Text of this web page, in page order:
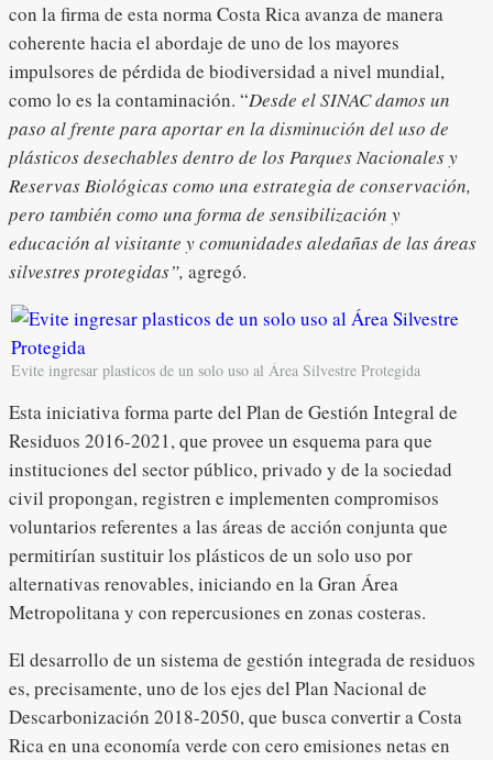
con la firma de esta norma Costa Rica avanza de manera
coherente hacia el abordaje de uno de los mayores
impulsores de pérdida de biodiversidad a nivel mundial,
como lo es la contaminación. “Desde el SINAC damos un
paso al frente para aportar en la disminución del uso de
plásticos desechables dentro de los Parques Nacionales y
Reservas Biológicas como una estrategia de conservación,
pero también como una forma de sensibilización y
educación al visitante y comunidades aledañas de las áreas
silvestres protegidas”, agregó.
Evite ingresar plasticos de un solo uso al Área Silvestre Protegida
Esta iniciativa forma parte del Plan de Gestión Integral de
Residuos 2016-2021, que provee un esquema para que
instituciones del sector público, privado y de la sociedad
civil propongan, registren e implementen compromisos
voluntarios referentes a las áreas de acción conjunta que
permitirían sustituir los plásticos de un solo uso por
alternativas renovables, iniciando en la Gran Área
Metropolitana y con repercusiones en zonas costeras.
El desarrollo de un sistema de gestión integrada de residuos
es, precisamente, uno de los ejes del Plan Nacional de
Descarbonización 2018-2050, que busca convertir a Costa
Rica en una economía verde con cero emisiones netas en